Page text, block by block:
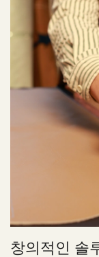
창의적인 솔